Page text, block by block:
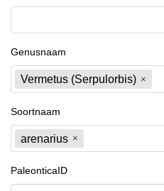
Genusnaam
Vermetus (Serpulorbis)
Soortnaam
arenarius
PaleonticaID